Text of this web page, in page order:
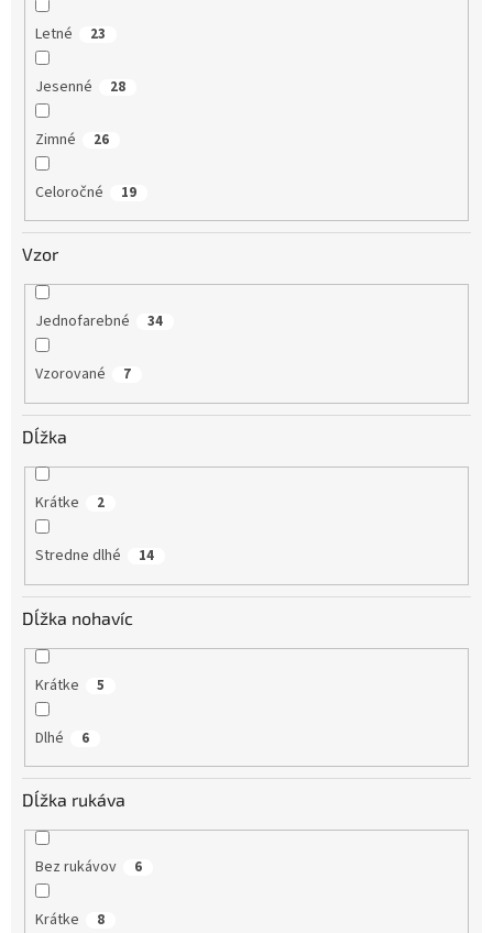
Letné 23
Jesenné 28
Zimné 26
Celoročné 19
Vzor
Jednofarebné 34
Vzorované 7
Dĺžka
Krátke 2
Stredne dlhé 14
Dĺžka nohavíc
Krátke 5
Dlhé 6
Dĺžka rukáva
Bez rukávov 6
Krátke 8